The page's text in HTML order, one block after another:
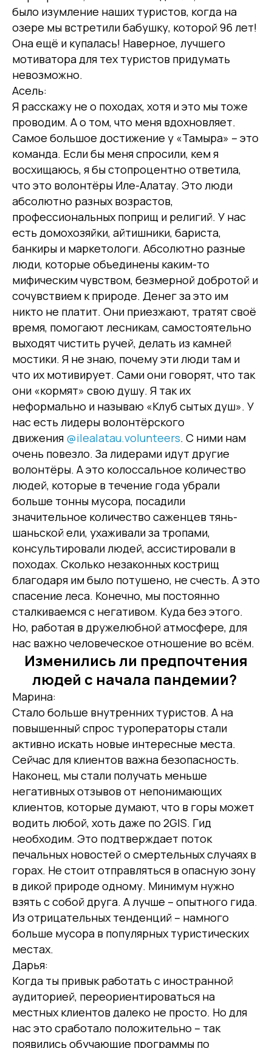
было изумление наших туристов, когда на
озере мы встретили бабушку, которой 96 лет!
Она ещё и купалась! Наверное, лучшего
мотиватора для тех туристов придумать
невозможно.
Асель:
Я расскажу не о походах, хотя и это мы тоже
проводим. А о том, что меня вдохновляет.
Самое большое достижение у «Тамыра» – это
команда. Если бы меня спросили, кем я
восхищаюсь, я бы стопроцентно ответила,
что это волонтёры Иле-Алатау. Это люди
абсолютно разных возрастов,
профессиональных поприщ и религий. У нас
есть домохозяйки, айтишники, бариста,
банкиры и маркетологи. Абсолютно разные
люди, которые объединены каким-то
мифическим чувством, безмерной добротой и
сочувствием к природе. Денег за это им
никто не платит. Они приезжают, тратят своё
время, помогают лесникам, самостоятельно
выходят чистить ручей, делать из камней
мостики. Я не знаю, почему эти люди там и
что их мотивирует. Сами они говорят, что так
они «кормят» свою душу. Я так их
неформально и называю «Клуб сытых душ». У
нас есть лидеры волонтёрского
движения @ilealatau.volunteers. С ними нам
очень повезло. За лидерами идут другие
волонтёры. А это колоссальное количество
людей, которые в течение года убрали
больше тонны мусора, посадили
значительное количество саженцев тянь-
шаньской ели, ухаживали за тропами,
консультировали людей, ассистировали в
походах. Сколько незаконных кострищ
благодаря им было потушено, не счесть. А это
спасение леса. Конечно, мы постоянно
сталкиваемся с негативом. Куда без этого.
Но, работая в дружелюбной атмосфере, для
нас важно человеческое отношение во всём.
Изменились ли предпочтения
людей с начала пандемии?
Марина:
Стало больше внутренних туристов. А на
повышенный спрос туроператоры стали
активно искать новые интересные места.
Сейчас для клиентов важна безопасность.
Наконец, мы стали получать меньше
негативных отзывов от непонимающих
клиентов, которые думают, что в горы может
водить любой, хоть даже по 2GIS. Гид
необходим. Это подтверждает поток
печальных новостей о смертельных случаях в
горах. Не стоит отправляться в опасную зону
в дикой природе одному. Минимум нужно
взять с собой друга. А лучше – опытного гида.
Из отрицательных тенденций – намного
больше мусора в популярных туристических
местах.
Дарья:
Когда ты привык работать с иностранной
аудиторией, переориентироваться на
местных клиентов далеко не просто. Но для
нас это сработало положительно – так
появились обучающие программы по